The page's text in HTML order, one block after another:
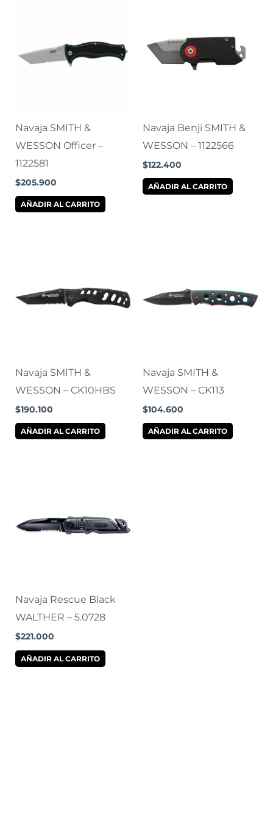
Navaja SMITH &
WESSON Officer –
1122581
$205.900
AÑADIR AL CARRITO
Navaja Benji SMITH &
WESSON – 1122566
$122.400
AÑADIR AL CARRITO
Navaja SMITH &
WESSON – CK10HBS
$190.100
AÑADIR AL CARRITO
Navaja SMITH &
WESSON – CK113
$104.600
AÑADIR AL CARRITO
Navaja Rescue Black
WALTHER – 5.0728
$221.000
AÑADIR AL CARRITO